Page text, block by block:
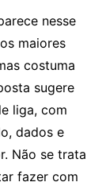
nesse
maiores
costuma
sugere
liga, com
dados e
Não se trata
fazer com